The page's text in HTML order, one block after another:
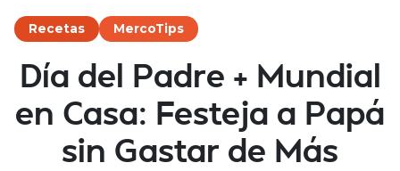
Recetas MercoTips
Día del Padre + Mundial
en Casa: Festeja a Papá
sin Gastar de Más